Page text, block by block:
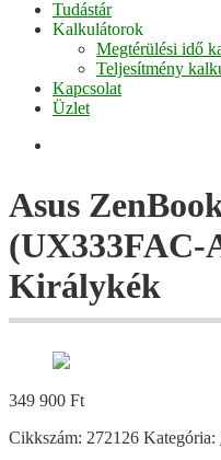
Tudástár
Kalkulátorok
Megtérülési idő
Teljesítmény
Kapcsolat
Üzlet
Asus
(UX333FAC-
Királykék
349 900 Ft
Cikkszám: 272126 Kategória: